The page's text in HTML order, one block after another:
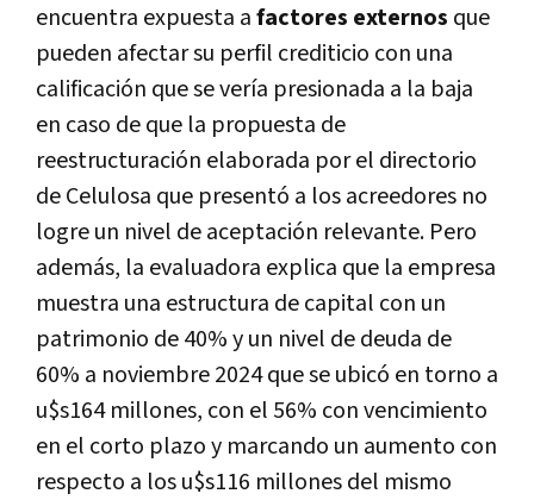
encuentra expuesta afactores externos que
pueden afectar su perfil crediticio con una
calificación que se vería presionada a la baja
en caso de que la propuesta de
reestructuración elaborada por el directorio
de Celulosa que presentó a los acreedores no
logre un nivel de aceptación relevante. Pero
además, la evaluadora explica que la empresa
muestra una estructura de capital con un
patrimonio de 40% y un nivel de deuda de
60% a noviembre 2024 que se ubicó en torno a
u$s164 millones, con el 56% con vencimiento
en el corto plazo y marcando un aumento con
respecto a los u$s116 millones del mismo